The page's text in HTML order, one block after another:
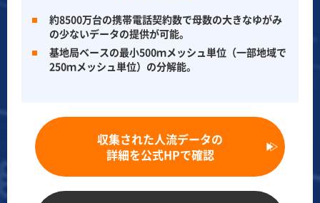
約8500万台の携帯電話契約数で母数の大きなゆがみ
の少ないデータの提供が可能。
基地局ベースの最小500ｍメッシュ単位（一部地域で
250ｍメッシュ単位）の分解能。
収集された人流データの
詳細を公式HPで確認